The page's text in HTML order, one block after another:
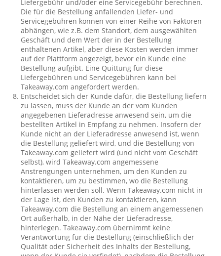
Liefergebühr und/oder eine Servicegebühr berechnen.
Die für die Bestellung anfallenden Liefer- und
Servicegebühren können von einer Reihe von Faktoren
abhängen, wie z.B. dem Standort, dem ausgewählten
Geschäft und dem Wert der in der Bestellung
enthaltenen Artikel, aber diese Kosten werden immer
auf der Plattform angezeigt, bevor ein Kunde eine
Bestellung aufgibt. Eine Quittung für diese
Liefergebühren und Servicegebühren kann bei
Takeaway.com angefordert werden.
Entscheidet sich der Kunde dafür, die Bestellung liefern
zu lassen, muss der Kunde an der vom Kunden
angegebenen Lieferadresse anwesend sein, um die
bestellten Artikel in Empfang zu nehmen. Insofern der
Kunde nicht an der Lieferadresse anwesend ist, wenn
die Bestellung geliefert wird, und die Bestellung von
Takeaway.com geliefert wird (und nicht vom Geschäft
selbst), wird Takeaway.com angemessene
Anstrengungen unternehmen, um den Kunden zu
kontaktieren, um zu bestimmen, wo die Bestellung
hinterlassen werden soll. Wenn Takeaway.com nicht in
der Lage ist, den Kunden zu kontaktieren, kann
Takeaway.com die Bestellung an einem angemessenen
Ort außerhalb, in der Nähe der Lieferadresse,
hinterlegen. Takeaway.com übernimmt keine
Verantwortung für die Bestellung (einschließlich der
Qualität oder Sicherheit des Inhalts der Bestellung,